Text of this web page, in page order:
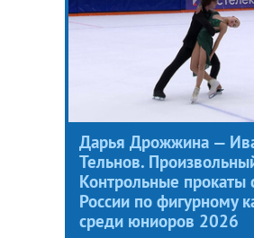
Дарья Дрожжина —
Тельнов.
Контрольные прокаты
России по фигурному
среди юниоров 2026